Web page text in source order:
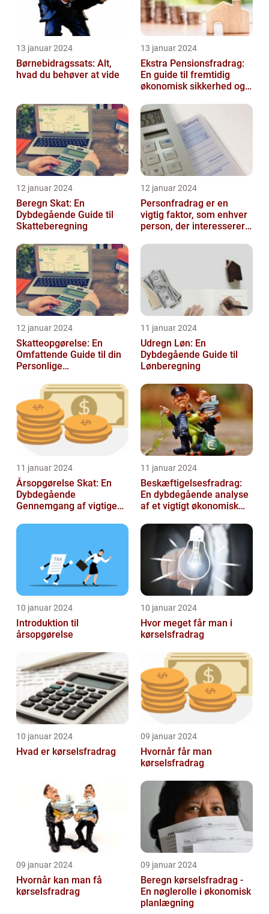
13 januar 2024
Børnebidragssats: Alt,
hvad du behøver at vide
13 januar 2024
Ekstra Pensionsfradrag:
En guide til fremtidig
økonomisk sikkerhed og
12 januar 2024
Beregn Skat: En
Dybdegående Guide til
Skatteberegning
12 januar 2024
Personfradrag er en
vigtig faktor, som enhver
person, der interesserer
personlig ...
12 januar 2024
Skatteopgørelse: En
Omfattende Guide til din
Personlige
11 januar 2024
Udregn Løn: En
Dybdegående Guide til
Lønberegning
11 januar 2024
Årsopgørelse Skat: En
Dybdegående
Gennemgang af vigtige
finansfolk
11 januar 2024
Beskæftigelsesfradrag:
En dybdegående analyse
af et vigtigt økonomisk
finansf...
10 januar 2024
Introduktion til
årsopgørelse
10 januar 2024
Hvor meget får man i
kørselsfradrag
10 januar 2024
Hvad er kørselsfradrag
09 januar 2024
Hvornår får man
kørselsfradrag
09 januar 2024
Hvornår kan man få
kørselsfradrag
09 januar 2024
Beregn kørselsfradrag -
En nøglerolle i økonomisk
planlægning